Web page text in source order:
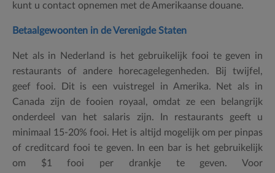
kunt u contact opnemen met de Amerikaanse douane.
Betaalgewoonten in de Verenigde Staten
Net als in Nederland is het gebruikelijk fooi te geven in
restaurants of andere horecagelegenheden. Bij twijfel,
geef fooi. Dit is een vuistregel in Amerika. Net als in
Canada zijn de fooien royaal, omdat ze een belangrijk
onderdeel van het salaris zijn. In restaurants geeft u
minimaal 15-20% fooi. Het is altijd mogelijk om per pinpas
of creditcard fooi te geven. In een bar is het gebruikelijk
om $1 fooi per drankje te geven. Voor